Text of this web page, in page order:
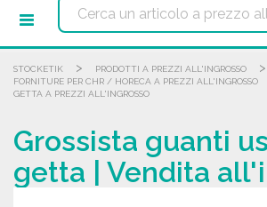
STOCKETIK > PRODOTTI A PREZZI ALL'INGROSSO >
FORNITURE PER CHR / HORECA A PREZZI ALL'INGROSSO
GETTA A PREZZI ALL'INGROSSO
Grossista guanti
getta | Vendita